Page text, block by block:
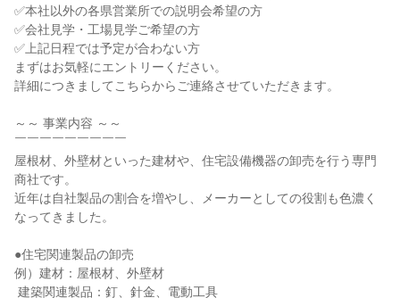
✅本社以外の各県営業所での説明会希望の方
✅会社見学・工場見学ご希望の方
✅上記日程では予定が合わない方
まずはお気軽にエントリーください。
詳細につきましてこちらからご連絡させていただきます。
～～ 事業内容 ～～
￣￣￣￣￣￣￣￣￣
屋根材、外壁材といった建材や、住宅設備機器の卸売を行う専門
商社です。
近年は自社製品の割合を増やし、メーカーとしての役割も色濃く
なってきました。
●住宅関連製品の卸売
例）建材：屋根材、外壁材